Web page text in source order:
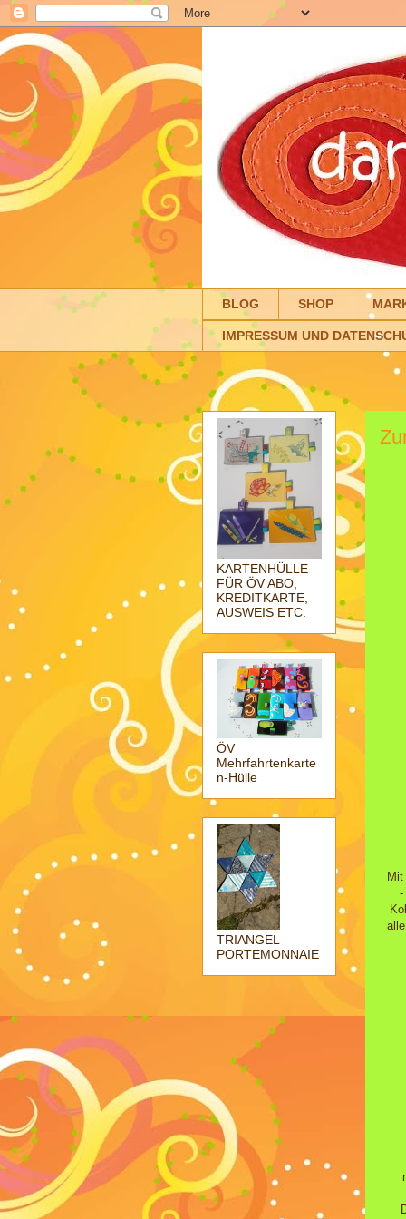
BLOG SHOP
IMPRESSUM UND
Mit
-
KARTENHÜLLE
FÜR ÖV ABO,
KREDITKARTE,
AUSWEIS ETC.
ÖV
Mehrfahrtenkarte
n-Hülle
TRIANGEL
PORTEMONNAIE